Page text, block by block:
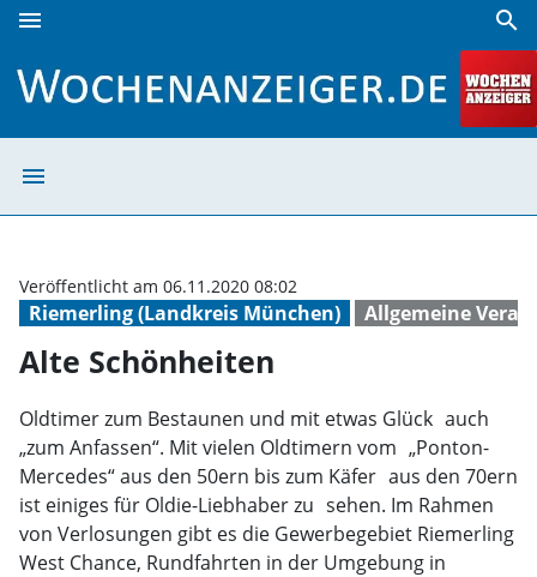
menu search
menu
Riemerling (Landkreis München) Allgemeine
Veröffentlicht am 06.11.2020 08:02
Alte Schönheiten
Oldtimer zum Bestaunen und mit etwas Glück auch
„zum Anfassen“. Mit vielen Oldtimern vom „Ponton-
Mercedes“ aus den 50ern bis zum Käfer aus den 70ern
ist einiges für Oldie-Liebhaber zu sehen. Im Rahmen
von Verlosungen gibt es die Gewerbegebiet Riemerling
West Chance, Rundfahrten in der Umgebung in